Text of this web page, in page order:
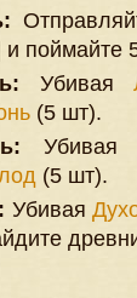
и поймайте
Убивая
(5 шт).
Убивая
(5 шт).
Убивая